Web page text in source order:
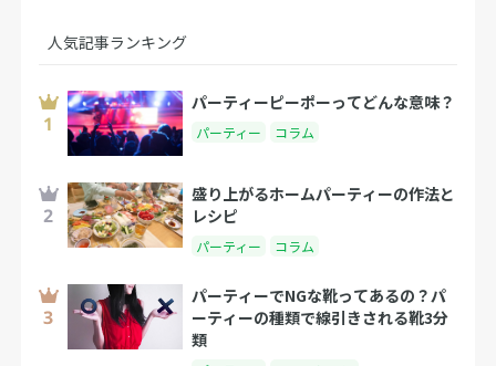
人気記事ランキング
パーティーピーポーってどんな意味？
パーティー コラム
盛り上がるホームパーティーの作法と
レシピ
パーティー コラム
パーティーでNGな靴ってあるの？パ
ーティーの種類で線引きされる靴3分
類